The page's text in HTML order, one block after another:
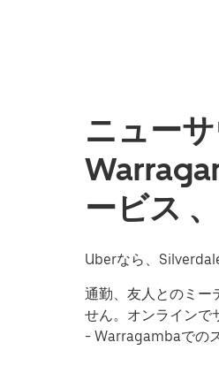
ニュー
ービス 、
Uberなら、
通勤、友人とのミー
せん。オンラインで
- Warragambaでの